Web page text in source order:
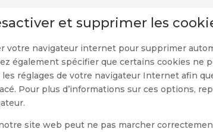
et supprimer les
votre navigateur internet pour supprimer
également spécifier que certains cookies ne
réglages de votre navigateur Internet afin
Pour plus d’informations sur ces options,
site web peut ne pas marcher